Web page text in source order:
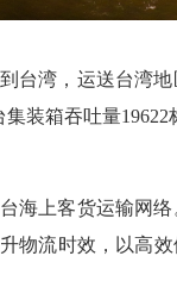
台湾，运送台湾地
装箱吞吐量19622
上客货运输网络
物流时效，以高